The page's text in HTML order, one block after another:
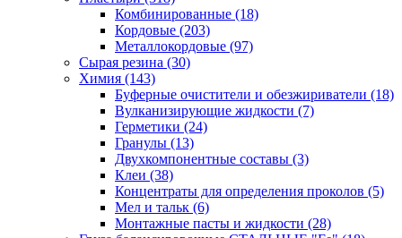
Комбинированные (18)
Кордовые (203)
Металлокордовые (97)
Сырая резина (30)
Химия (143)
Буферные очистители и обезжириватели (18)
Вулканизирующие жидкости (7)
Герметики (24)
Гранулы (13)
Двухкомпонентные составы (3)
Клеи (38)
Концентраты для определения проколов (5)
Мел и тальк (6)
Монтажные пасты и жидкости (28)